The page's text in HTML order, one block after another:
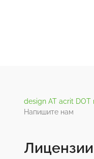
design AT acrit DOT
Напишите нам